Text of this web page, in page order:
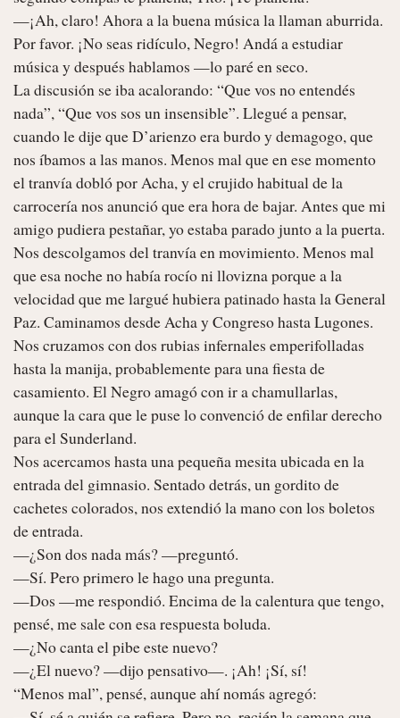
—¡Ah, claro! Ahora a la buena música la llaman aburrida.
Por favor. ¡No seas ridículo, Negro! Andá a estudiar
música y después hablamos —lo paré en seco.
La discusión se iba acalorando: “Que vos no entendés
nada”, “Que vos sos un insensible”. Llegué a pensar,
cuando le dije que D’arienzo era burdo y demagogo, que
nos íbamos a las manos. Menos mal que en ese momento
el tranvía dobló por Acha, y el crujido habitual de la
carrocería nos anunció que era hora de bajar. Antes que mi
amigo pudiera pestañar, yo estaba parado junto a la puerta.
Nos descolgamos del tranvía en movimiento. Menos mal
que esa noche no había rocío ni llovizna porque a la
velocidad que me largué hubiera patinado hasta la General
Paz. Caminamos desde Acha y Congreso hasta Lugones.
Nos cruzamos con dos rubias infernales emperifolladas
hasta la manija, probablemente para una fiesta de
casamiento. El Negro amagó con ir a chamullarlas,
aunque la cara que le puse lo convenció de enfilar derecho
para el Sunderland.
Nos acercamos hasta una pequeña mesita ubicada en la
entrada del gimnasio. Sentado detrás, un gordito de
cachetes colorados, nos extendió la mano con los boletos
de entrada.
—¿Son dos nada más? —preguntó.
—Sí. Pero primero le hago una pregunta.
—Dos —me respondió. Encima de la calentura que tengo,
pensé, me sale con esa respuesta boluda.
—¿No canta el pibe este nuevo?
—¿El nuevo? —dijo pensativo—. ¡Ah! ¡Sí, sí!
“Menos mal”, pensé, aunque ahí nomás agregó: